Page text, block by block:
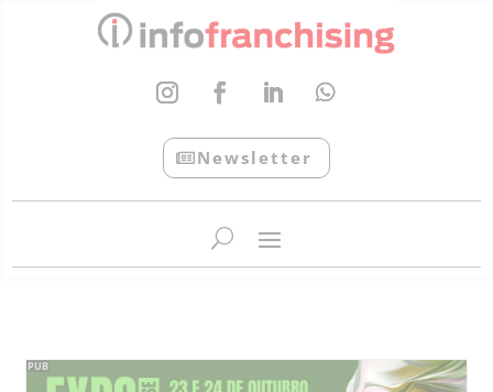
Newsletter
PUB